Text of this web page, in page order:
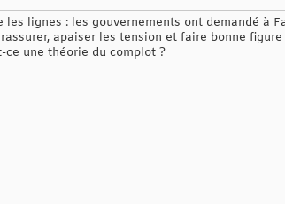
lignes : les gouvernements ont demandé à
apaiser les tension et faire bonne
ce une théorie du complot ?